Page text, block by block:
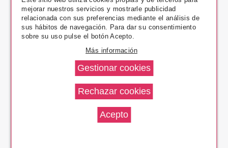
Pago Seguro
14 Días Devolución
mejorar nuestros servicios y mostrarle publicidad
relacionada con sus preferencias mediante el análisis de
sus hábitos de navegación. Para dar su consentimiento
sobre su uso pulse el botón Acepto.
Más información